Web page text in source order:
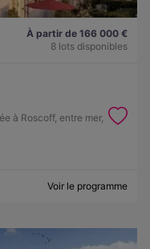
À partir de 166 000 €
8 lots disponibles
à Roscoff, entre mer,
Voir le programme